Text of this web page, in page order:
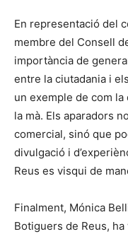
En representació del
membre del Consell
importància de
entre la ciutadania i
un exemple de com
la mà. Els aparadors
comercial, sinó que
divulgació i
Reus es visqui de
Finalment, Mónica
Botiguers de Reus,